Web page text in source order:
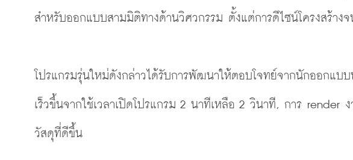
สำหรับออกแบบสามมิติทางด้านวิศวกรรม ตั้งแต่การดีไซน์โครงสร้า
โปรแกรมรุ่นใหม่ดังกล่าวได้รับการพัฒนาให้ตอบโจทย์จากนักออกแบ
เร็วขึ้นจากใช้เวลาเปิดโปรแกรม 2 นาทีเหลือ 2 วินาที, การ
วัสดุที่ดีขึ้น